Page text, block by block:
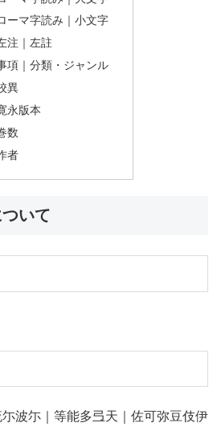
ーマ字読み｜小文字
注｜左註
項｜分類・ジャンル
異
永版本
数
者
いて
波尓｜等能多弖天｜佐可弥豆伎伊